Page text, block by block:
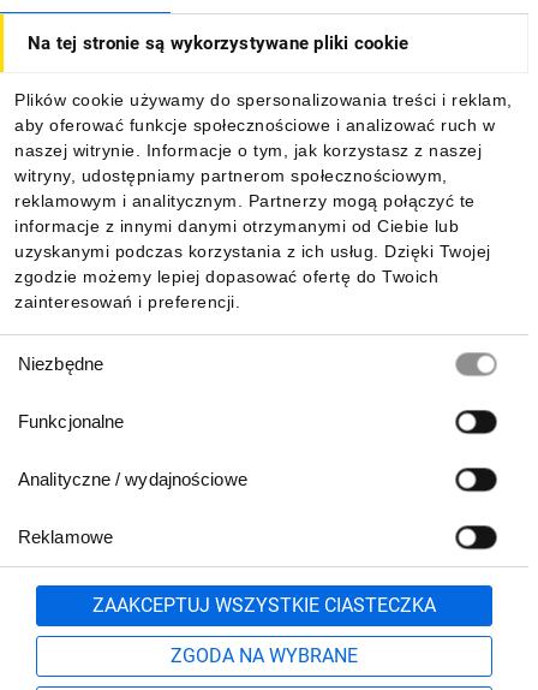
Na tej stronie są wykorzystywane pliki cookie
Plików cookie używamy do spersonalizowania treści i reklam,
aby oferować funkcje społecznościowe i analizować ruch w
naszej witrynie. Informacje o tym, jak korzystasz z naszej
witryny, udostępniamy partnerom społecznościowym,
reklamowym i analitycznym. Partnerzy mogą połączyć te
informacje z innymi danymi otrzymanymi od Ciebie lub
uzyskanymi podczas korzystania z ich usług. Dzięki Twojej
zgodzie możemy lepiej dopasować ofertę do Twoich
zainteresowań i preferencji.
zgody
Niezbędne
Funkcjonalne
Analityczne / wydajnościowe
Reklamowe
ZAAKCEPTUJ WSZYSTKIE CIASTECZKA
ZGODA NA WYBRANE
Dla kupujących
Informacje
Pobierz naszą aplikację mobilną:
Biuro Obsługi Klienta:
801 500 700 lub 71 37 61 600